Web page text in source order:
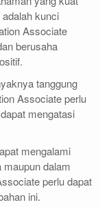
kunci
Associate
berusaha
tanggung
Associate perlu
mengatasi
mengalami
maupun dalam
perlu dapat
ini.